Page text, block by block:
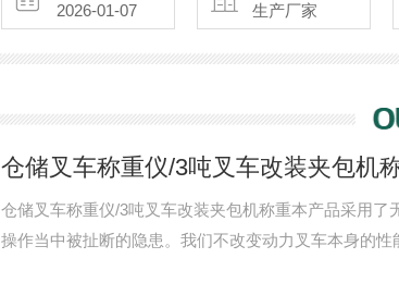
车规划新颖，结构紧凑，轻盈灵活。首要适用于工厂车
2026-01-07 生产厂家
仓储叉车称重仪/3吨叉车改装夹包机
仓储叉车称重仪/3吨叉车改装夹包机称重本产品采用了
操作当中被扯断的隐患。我们不改变动力叉车本身的